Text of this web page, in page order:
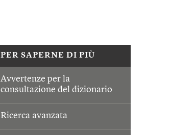
PER SAPERNE DI PIÙ
Avvertenze per la
consultazione del dizionario
Ricerca avanzata